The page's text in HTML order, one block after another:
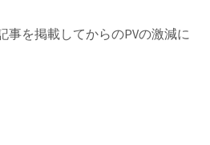
事を掲載してからのPVの激減に